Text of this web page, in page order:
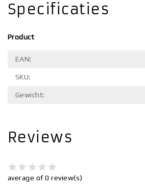
Specificaties
Product
EAN:
SKU:
Gewicht:
Reviews
average of 0 review(s)